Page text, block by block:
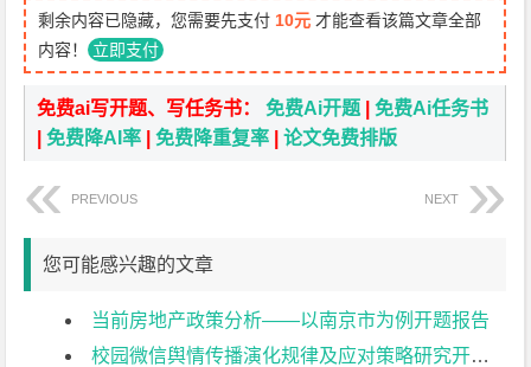
剩余内容已隐藏，您需要先支付 10元 才能查看该篇文章全部
内容！ 立即支付
免费ai写开题、写任务书：免费Ai开题 |免费Ai任务书
|免费降AI率 |免费降重复率 |论文免费排版
PREVIOUS NEXT
您可能感兴趣的文章
当前房地产政策分析——以南京市为例开题报告
校园微信舆情传播演化规律及应对策略研究开题报告